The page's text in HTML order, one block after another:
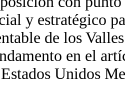
y estratégico
de los
en el
Unidos